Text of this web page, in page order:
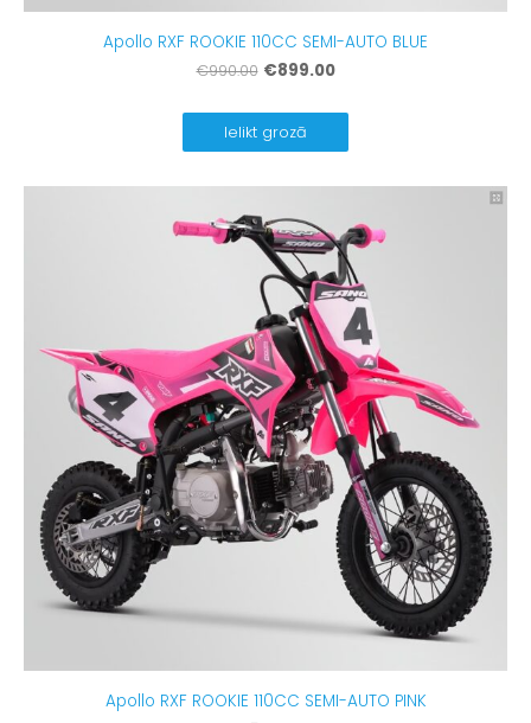
Apollo RXF ROOKIE 110CC SEMI-AUTO BLUE
€990.00 €899.00
Ielikt grozā
Apollo RXF ROOKIE 110CC SEMI-AUTO PINK